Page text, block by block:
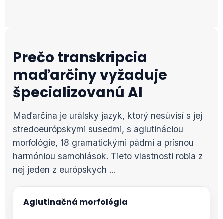
Prečo transkripcia
maďarčiny vyžaduje
špecializovanú AI
Maďarčina je urálsky jazyk, ktorý nesúvisí s jej
stredoeurópskymi susedmi, s aglutináciou
morfológie, 18 gramatickými pádmi a prísnou
harmóniou samohlások. Tieto vlastnosti robia z
nej jeden z európskych …
Aglutinačná morfológia